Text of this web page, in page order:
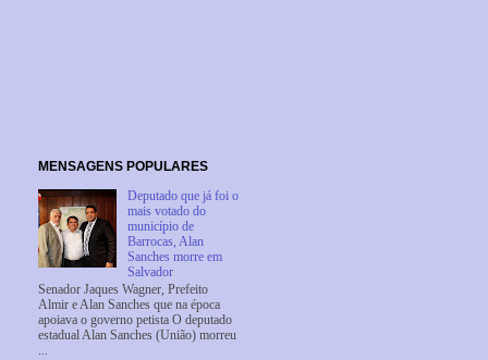
MENSAGENS POPULARES
Deputado que já foi o
mais votado do
município de
Barrocas, Alan
Sanches morre em
Salvador
Senador Jaques Wagner, Prefeito
Almir e Alan Sanches que na época
apoiava o governo petista O deputado
estadual Alan Sanches (União) morreu
...